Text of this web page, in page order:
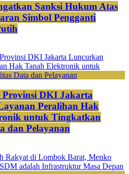
Sanksi Hukum Atas
Simbol Pengganti
DKI Jakarta
Peralihan Hak
untuk Tingkatkan
dan Pelayanan